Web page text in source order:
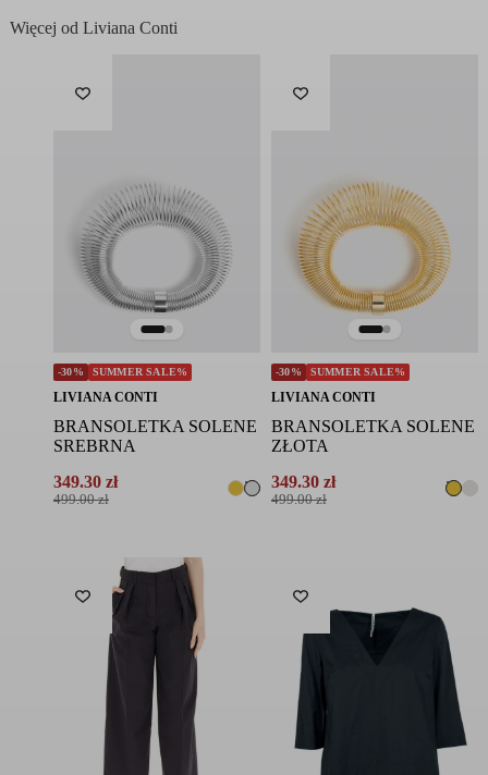
Więcej od Liviana Conti
-30% SUMMER SALE%
LIVIANA CONTI
BRANSOLETKA SOLENE
SREBRNA
499.00zł
Pierwotna
349.30 zł
Aktualna
-30% SUMMER SALE%
LIVIANA CONTI
BRANSOLETKA SOLENE
ZŁOTA
499.00zł
Pierwotna
349.30 zł
Aktualna